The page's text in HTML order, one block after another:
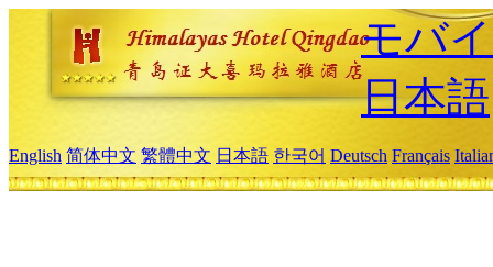
モバ
日本語
English 简体中文 繁體中文 日本語 한국어 Deutsch Français